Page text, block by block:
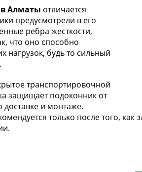
Алматы отличается
предусмотрели в его
ребра жесткости,
что оно способно
нагрузок, будь то сильный
транспортировочной
защищает подоконник от
и монтаже.
только после того, как